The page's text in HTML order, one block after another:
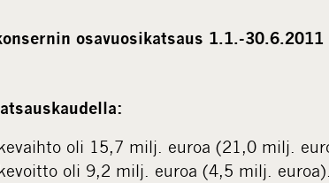
osavuosikatsaus 1.1.-30.6.2011
oli 15,7 milj. euroa (21,0 milj.
oli 9,2 milj. euroa (4,5 milj. euroa).